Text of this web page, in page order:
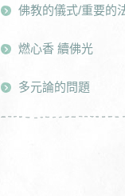
佛教的儀式/重要的
燃心香 續佛光
多元論的問題